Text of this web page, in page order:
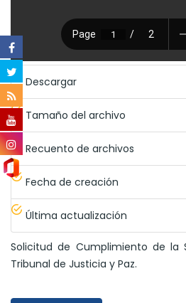
Descargar
Tamaño del archivo
Recuento de archivos
Fecha de creación
Última actualización
Solicitud de Cumplimiento de la
Tribunal de Justicia y Paz.